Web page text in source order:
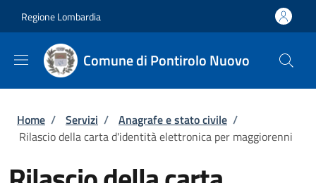
Regione Lombardia
Comune di Pontirolo Nuovo
Briciole di pane
Home / Servizi / Anagrafe e stato civile /
Rilascio della carta d'identità elettronica per maggiorenni